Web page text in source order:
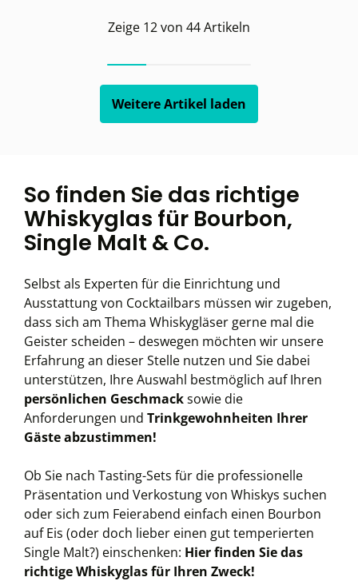
Zeige 12von 44Artikeln
Weitere Artikel laden
So finden Sie das richtige
Whiskyglas für Bourbon,
Single Malt & Co.
Selbst als Experten für die Einrichtung und
Ausstattung von Cocktailbars müssen wir zugeben,
dass sich am Thema Whiskygläser gerne mal die
Geister scheiden – deswegen möchten wir unsere
Erfahrung an dieser Stelle nutzen und Sie dabei
unterstützen, Ihre Auswahl bestmöglich auf Ihren
persönlichen Geschmacksowie die
Anforderungen und Trinkgewohnheiten Ihrer
Gäste abzustimmen!
Ob Sie nach Tasting-Sets für die professionelle
Präsentation und Verkostung von Whiskys suchen
oder sich zum Feierabend einfach einen Bourbon
auf Eis (oder doch lieber einen gut temperierten
Single Malt?) einschenken: Hier finden Sie das
richtige Whiskyglas für Ihren Zweck!